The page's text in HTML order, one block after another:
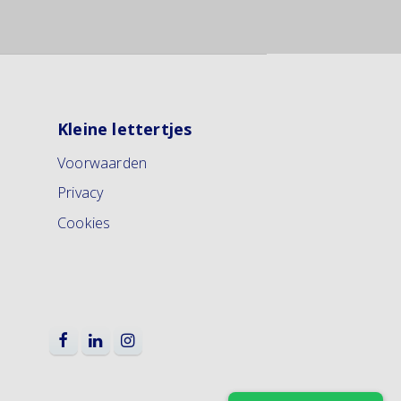
Kleine lettertjes
Voorwaarden
Privacy
Cookies